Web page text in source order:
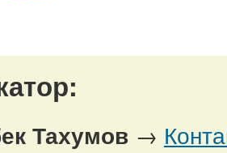
Тахумов →